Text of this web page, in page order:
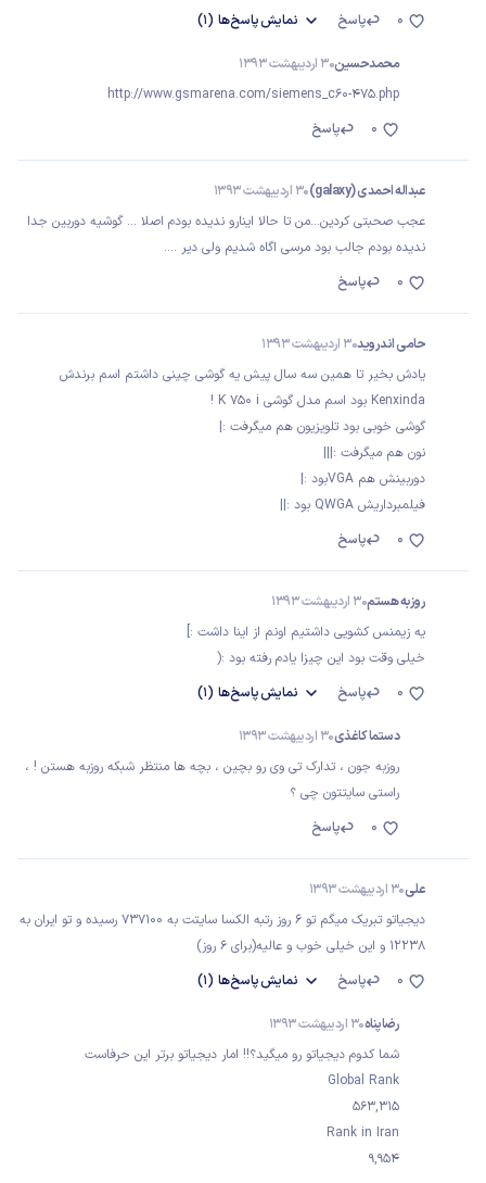
پاسخ
نمایشپاسخ‌ها (1) 0
محمدحسین30 اردیبهشت 1393
http://www.gsmarena.com/siemens_c60-475.php
پاسخ
0
عبداله احمدی (galaxy)
30 اردیبهشت 1393
عجب صحبتی کردین...من تا حالا اینارو ندیده بودم اصلا ... گوشیه دوربین جدا
ندیده بودم جالب بود مرسی اگاه شدیم ولی دیر ....
پاسخ
0
حامی اندروید30 اردیبهشت 1393
یادش بخیر تا همین سه سال پیش یه گوشی چینی داشتم اسم برندش
Kenxinda بود اسم مدل گوشی K 750 i !
گوشی خوبی بود تلویزیون هم میگرفت :|
نون هم میگرفت :|||
دوربینش هم VGAبود :|
فیلمبرداریش QWGA بود :||
پاسخ
0
روزبه هستم30 اردیبهشت 1393
يه زيمنس كشويى داشتيم اونم از اينا داشت :]
خيلى وقت بود اين چيزا يادم رفته بود :(
پاسخ
نمایشپاسخ‌ها (1) 0
دستما کاغذی30 اردیبهشت 1393
روزبه جون ، تدارک تی وی رو بچین ، بچه ها منتظر شبکه روزبه هستن ! ،
راستی سایتتون چی ؟
پاسخ
0
علی30 اردیبهشت 1393
دیجیاتو تبریک میگم تو 6 روز رتبه الکسا سایتت به 737100 رسیده و تو ایران به
12238 و این خیلی خوب و عالیه(برای 6 روز)
پاسخ
نمایشپاسخ‌ها (1) 0
رضاپناه30 اردیبهشت 1393
شما كدوم ديجياتو رو ميگيد؟!! امار ديجياتو برتر اين حرفاست
Global Rank
563,315
Rank in Iran
9,954